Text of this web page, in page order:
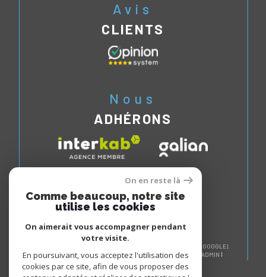
Avis
CLIENTS
Nous
ADHÉRONS
© 2026 | TOUS DROITS RÉSERVÉS | TRADUCTION POWERED BY GOOGLE |
NOS HONORAIRES
PLAN DU SITE MENTIONS LÉGALES
ADMIN
NOS LIENS
POLITIQUE RGPD COOKIES
On en reste là
Comme beaucoup, notre site
utilise les cookies
On aimerait vous accompagner pendant
votre visite.
En poursuivant, vous acceptez l'utilisation des
cookies par ce site, afin de vous proposer des